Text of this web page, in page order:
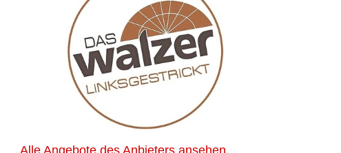
Alle Angebote des Anbieters ansehen